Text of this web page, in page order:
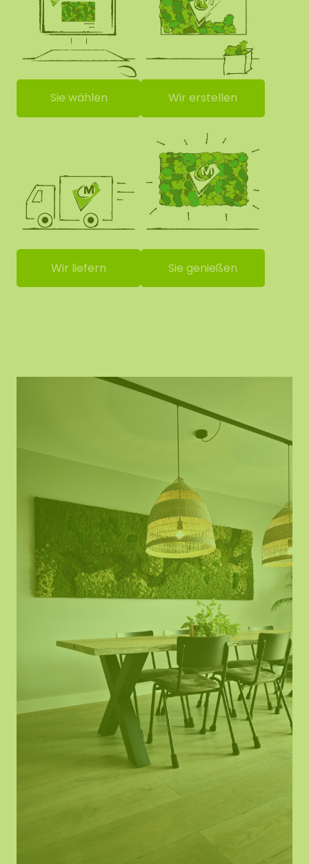
Sie wählen Wir erstellen
Wir liefern Sie genießen